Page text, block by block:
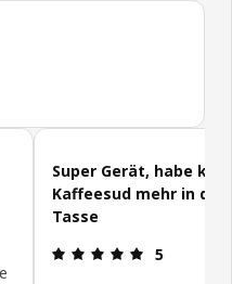
5 Sterne Alle Bewertungen:
5 Sterne
Super Gerät, habe
Kaffeesud mehr in der
Tasse
5